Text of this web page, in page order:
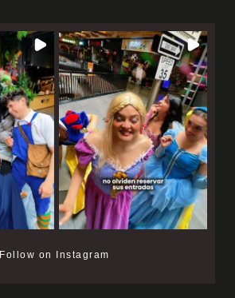
Follow on Instagram